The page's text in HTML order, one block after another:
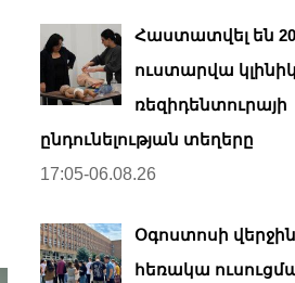
Հաստատվել են
ուստարվա
ռեզիդենտուրայի
ընդունելության տեղերը
17:05-06.08.26
Օգոստոսի
հեռակա